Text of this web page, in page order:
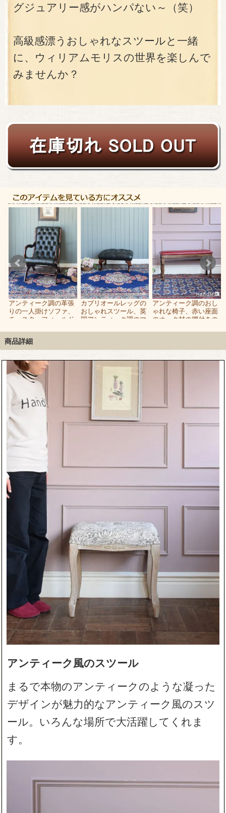
グジュアリー感がハンパない～（笑）
高級感漂うおしゃれなスツールと一緒
に、ウィリアムモリスの世界を楽しんで
みませんか？
アンティーク調の革張
りの一人掛けソファ、
チェスターフィールド
カブリオールレッグの
おしゃれスツール、英
国アンティーク調のマ
アンティーク調のおし
ゃれな椅子、赤い座面
のオーク材の棚付きの
商品詳細
アンティーク風のスツール
まるで本物のアンティークのような凝った
デザインが魅力的なアンティーク風のスツ
ール。いろんな場所で大活躍してくれま
す。